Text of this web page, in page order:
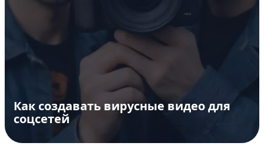
Как создавать вирусные видео для
соцсетей